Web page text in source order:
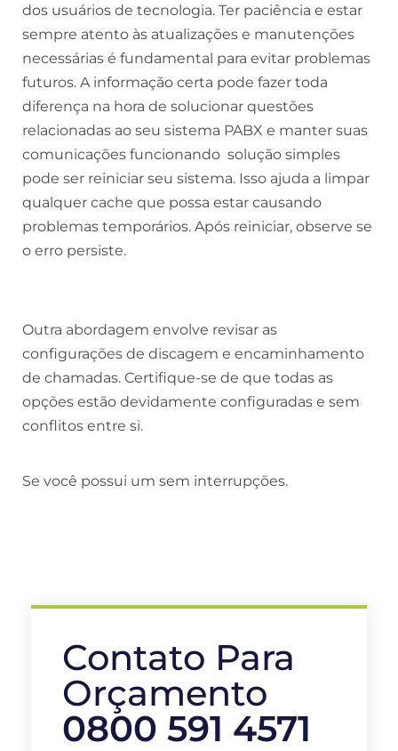
dos usuários de tecnologia. Ter paciência e estar
sempre atento às atualizações e manutenções
necessárias é fundamental para evitar problemas
futuros. A informação certa pode fazer toda
diferença na hora de solucionar questões
relacionadas ao seu sistema PABX e manter suas
comunicações funcionando solução simples
pode ser reiniciar seu sistema. Isso ajuda a limpar
qualquer cache que possa estar causando
problemas temporários. Após reiniciar, observe se
o erro persiste.
Outra abordagem envolve revisar as
configurações de discagem e encaminhamento
de chamadas. Certifique-se de que todas as
opções estão devidamente configuradas e sem
conflitos entre si.
Se você possui um sem interrupções.
Contato Para
Orçamento
0800 591 4571